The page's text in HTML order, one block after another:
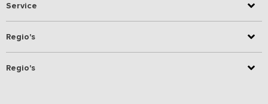
Service
Regio's
Regio's